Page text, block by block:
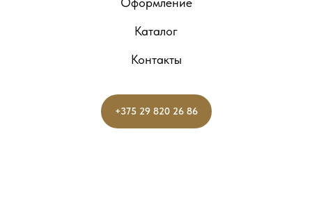
Каталог
Контакты
+375 29 820 26 86